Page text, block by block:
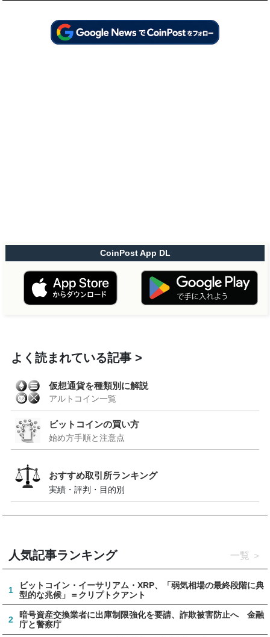
CoinPost App DL
よく読まれている記事
仮想通貨を種類別に解説
アルトコイン一覧
ビットコインの買い方
始め方手順と注意点
おすすめ取引所ランキング
実績・評判・目的別
人気記事ランキング 一覧
1
ビットコイン・イーサリアム・XRP、「弱気相場の最終段階に典
型的な兆候」＝クリプトクアント
2
暗号資産交換業者に出庫制限強化を要請、詐欺被害防止へ 金融
庁と警察庁